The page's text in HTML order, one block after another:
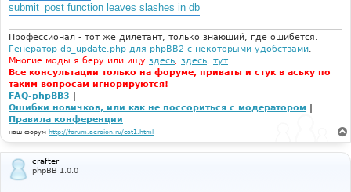
submit_post function leaves slashes in db
Профессионал - тот же дилетант, только знающий, где ошибётся.
Генератор db_update.php для phpBB2 с некоторыми удобствами.
Многие моды я беру или ищу здесь, здесь, тут
Все консультации только на форуме, приваты и стук в аську по
таким вопросам игнорируются!
FAQ-phpBB3
Ошибки новичков, или как не поссориться с модератором
Правила конференции
наш форум http://forum.aeroion.ru/cat1.html
crafter
phpBB 1.0.0